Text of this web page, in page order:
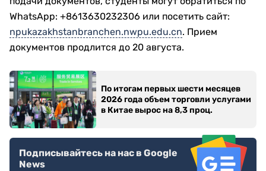
WhatsApp: +8613630232306 или посетить сайт:
npukazakhstanbranchen.nwpu.edu.cn. Прием
документов продлится до 20 августа.
По итогам первых шести месяцев
2026 года объем торговли услугами
в Китае вырос на 8,3 проц.
Подписывайтесь на нас в Google
News